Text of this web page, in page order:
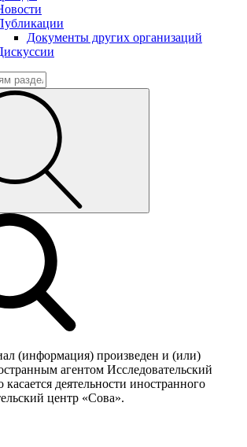
Документы других организаций
(информация) произведен и (или)
агентом Исследовательский
деятельности иностранного
центр «Сова».